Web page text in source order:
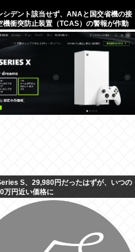
シデント該当せず、ANAと国交省機の接
機衝突防止装置（TCAS）の警報が作動
ブル、羽田空港沖、全日空に通知
S、29,980円だったはずが、いつの
万円近い価格に